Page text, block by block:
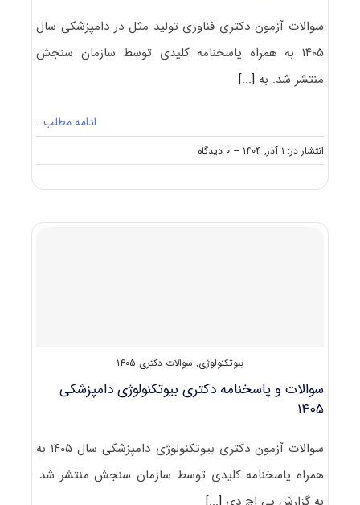
سوالات آزمون دکتری فناوری تولید مثل در دامپزشکی سال
۱۴۰۵ به همراه پاسخنامه کلیدی توسط سازمان سنجش
منتشر شد. به [...]
ادامه مطلب…
انتشار در: ۱ آذر, ۱۴۰۴ -- ۰ دیدگاه
on
سوالات
فناوری
بیوتکنولوژی, سوالات دکتری ۱۴۰۵
سوالات و پاسخنامه دکتری بیوتکنولوژی دامپزشکی
۱۴۰۵
سوالات آزمون دکتری بیوتکنولوژی دامپزشکی سال ۱۴۰۵ به
همراه پاسخنامه کلیدی توسط سازمان سنجش منتشر شد.